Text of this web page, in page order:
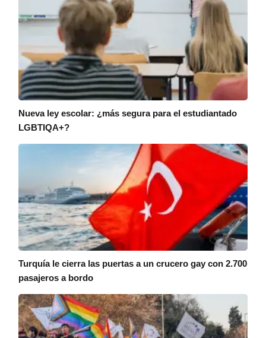
Nueva ley escolar: ¿más segura para el estudiantado
LGBTIQA+?
Turquía le cierra las puertas a un crucero gay con 2.700
pasajeros a bordo